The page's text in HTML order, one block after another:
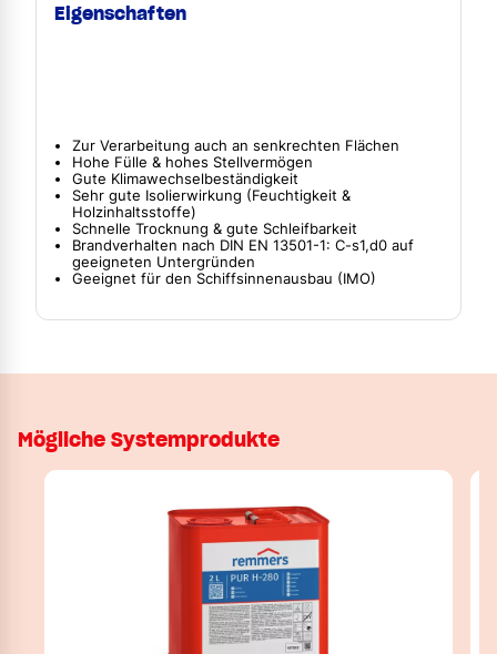
Eigenschaften
Zur Verarbeitung auch an senkrechten Flächen
Hohe Fülle & hohes Stellvermögen
Gute Klimawechselbeständigkeit
Sehr gute Isolierwirkung (Feuchtigkeit &
Holzinhaltsstoffe)
Schnelle Trocknung & gute Schleifbarkeit
Brandverhalten nach DIN EN 13501-1: C-s1,d0 auf
geeigneten Untergründen
Geeignet für den Schiffsinnenausbau (IMO)
Mögliche Systemprodukte